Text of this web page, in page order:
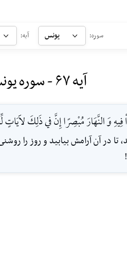
سوره: یونس آیه:
آیه ۶۷ - سوره یونس
وَ النَّهَارَ مُبْصِرًا إِنَّ في ذَلِكَ لاََيَاتٍ
در آن آرامش بيابيد و روز را